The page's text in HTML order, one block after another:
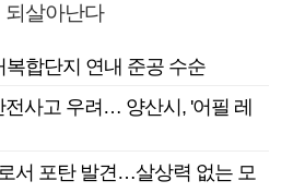
되살아난다
복합단지 연내 준공 수순
사고 우려… 양산시, '어필 레
서 포탄 발견…살상력 없는 모